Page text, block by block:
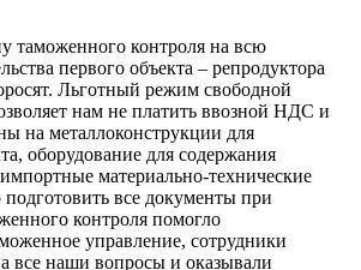
таможенного контроля на всю
первого объекта – репродуктора
Льготный режим свободной
нам не платить ввозной НДС и
на металлоконструкции для
оборудование для содержания
материально-технические
все документы при
контроля помогло
управление, сотрудники
все наши вопросы и оказывали